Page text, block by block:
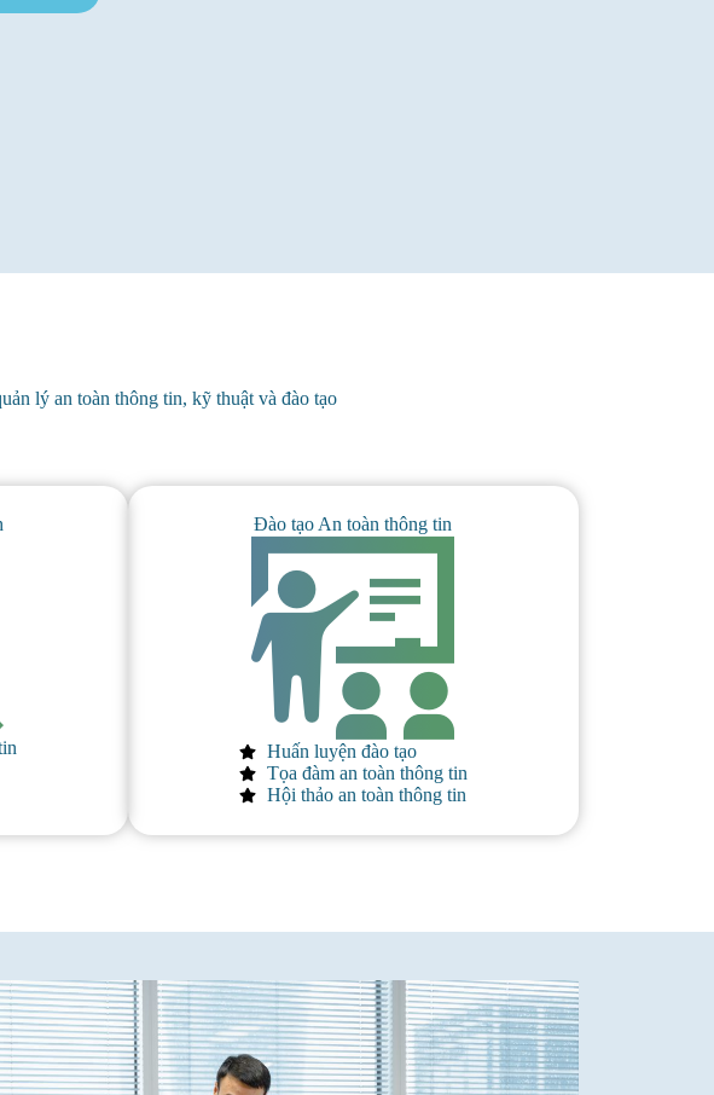
lý an toàn thông tin, kỹ thuật và đào tạo
Đào tạo An toàn thông tin
Huấn luyện đào tạo
Tọa đàm an toàn thông tin
Hội thảo an toàn thông tin